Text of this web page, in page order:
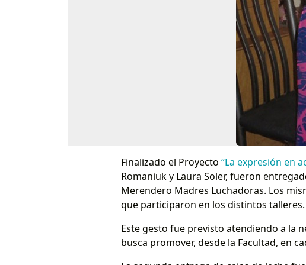
Finalizado el Proyecto “La expresión en
Romaniuk y Laura Soler, fueron
Merendero Madres Luchadoras. Los
que participaron en los distintos talleres.
Este gesto fue previsto atendiendo a la
busca promover, desde la Facultad, en